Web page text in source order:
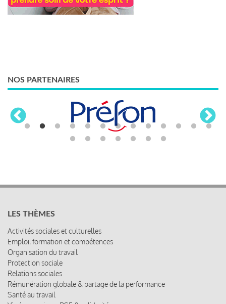
NOS PARTENAIRES
LES THÈMES
Activités sociales et culturelles
Emploi, formation et compétences
Organisation du travail
Protection sociale
Relations sociales
Rémunération globale & partage de la performance
Santé au travail